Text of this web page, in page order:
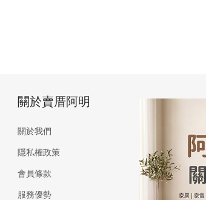
關於賣厝阿明
關於我們
隱私權政策
會員條款
服務優勢